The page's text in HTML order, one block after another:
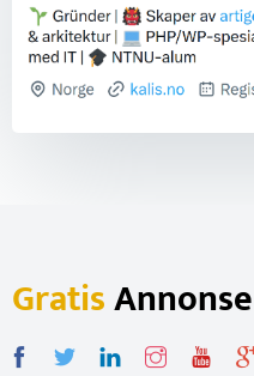
GratisAnnonse